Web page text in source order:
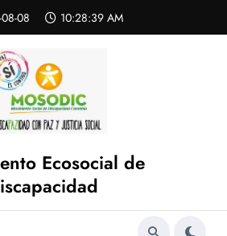
08 10:28:39 AM
Ecosocial de